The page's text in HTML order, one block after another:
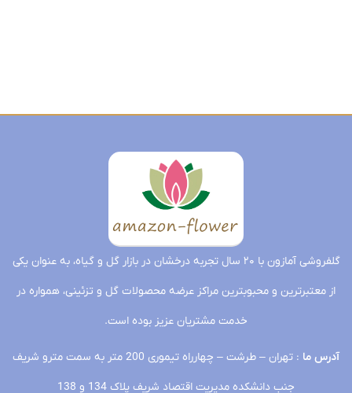
گلفروشی آمازون با ۲۰ سال تجربه درخشان در بازار گل و گیاه، به عنوان یکی
از معتبرترین و محبوبترین مراکز عرضه محصولات گل و تزئینی، همواره در
خدمت مشتریان عزیز بوده است.
آدرس ما
: تهران – طرشت – چهارراه تیموری 200 متر به سمت مترو شریف
جنب دانشکده مدیریت اقتصاد شریف پلاک 134 و 138